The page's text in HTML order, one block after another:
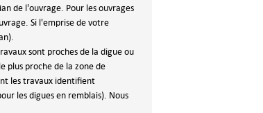
de l'ouvrage. Pour les ouvrages
Si l'emprise de votre
sont proches de la digue ou
plus proche de la zone de
les travaux identifient
les digues en remblais). Nous